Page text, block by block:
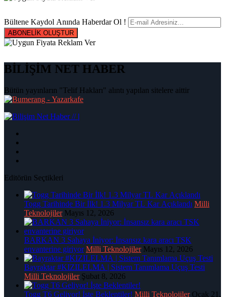
Bültene Kaydol Anında Haberdar Ol !
ABONELİK OLUŞTUR
BİLİŞİM NET HABER
Bütün yayınların "Telif Hakları" alıntı yapılan sitelere aittir
|
Editörün Seçtikleri
Togg Tarihinde Bir İlk! 1.3 Milyar TL Kar Açıklandı Milli
Teknolojiler Mayıs 12, 2026
BARKAN 3 Sahaya İniyor: İnsansız kara aracı TSK
envanterine giriyor Milli Teknolojiler Mayıs 12, 2026
Bayraktar #KIZILELMA | Sistem Tanımlama Uçuş Testi
Milli Teknolojiler Şubat 8, 2026
Togg T6 Geliyor! İşte Beklentiler! Milli Teknolojiler Ocak 21,